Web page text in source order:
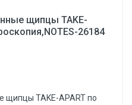
щипцы TAKE-
26184
щипцы TAKE-APART по